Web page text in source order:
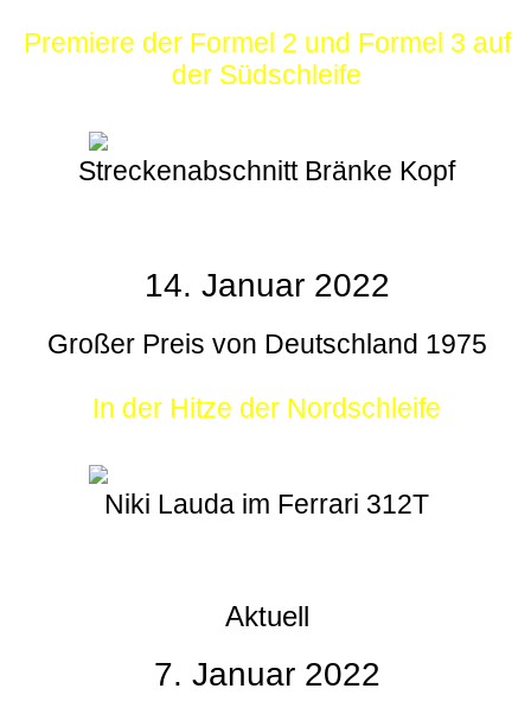
Premiere der Formel 2 und Formel 3 auf
der Südschleife
Streckenabschnitt Bränke Kopf
14. Januar 2022
Großer Preis von Deutschland 1975
In der Hitze der Nordschleife
Niki Lauda im Ferrari 312T
Aktuell
7. Januar 2022